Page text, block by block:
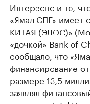
Интересно и то,
«Ямал СПГ» имеет
КИТАЯ (ЭЛОС)»
«дочкой» Bank of
сообщало, что
финансирование
размере 13,5
заявлял